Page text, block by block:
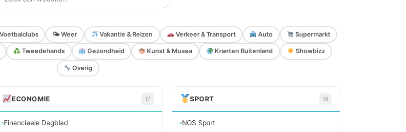
Voetbalclubs 🌤 Weer Vakantie & Reizen Verkeer & Transport Auto Supermarkt
Tweedehands Gezondheid Kunst & Musea Kranten Buitenland Showbizz
Overig
ECONOMIE 17
Financieele Dagblad
SPORT 16
NOS Sport